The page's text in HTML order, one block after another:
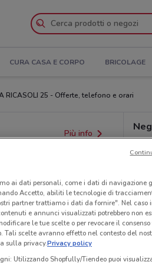
CURA CASA E CORPO BRICOLAGE
RICASOLI 25 - Offerte, telefono e orari
Più info
ai dati personali, come i dati di navigazione
Accetto, abiliti le tecnologie di
partner trattiamo i dati da fornire". Nel caso
e annunci visualizzati potrebbero non
le tue scelte o per revocare il
scelte avranno effetto nel contesto del
sulla privacy.Privacy policy
Utilizzando Shopfully/Tiendeo puoi